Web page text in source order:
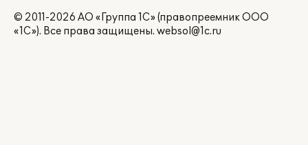
© 2011-2026 АО «Группа 1С» (правопреемник ООО
«1С»). Все права защищены. websol@1c.ru